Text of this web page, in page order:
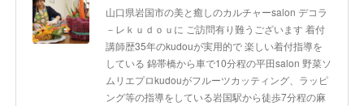
山口県岩国市の美と癒しのカルチャーsalon デコラ
－レｋｕｄｏｕに ご訪問有り難うございます 着付
講師歴35年のkudouが実用的で 楽しい着付指導を
している 錦帯橋から車で10分程の平田salon 野菜ソ
ムリエプロkudouがフルーツカッティング、ラッピ
ング等の指導をしている岩国駅から徒歩7分程の麻